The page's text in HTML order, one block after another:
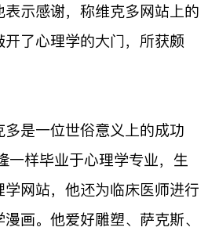
示感谢，称维克多网站上的
了心理学的大门，所获颇
是一位世俗意义上的成功
一样毕业于心理学专业，生
网站，他还为临床医师进行
画。他爱好雕塑、萨克斯、